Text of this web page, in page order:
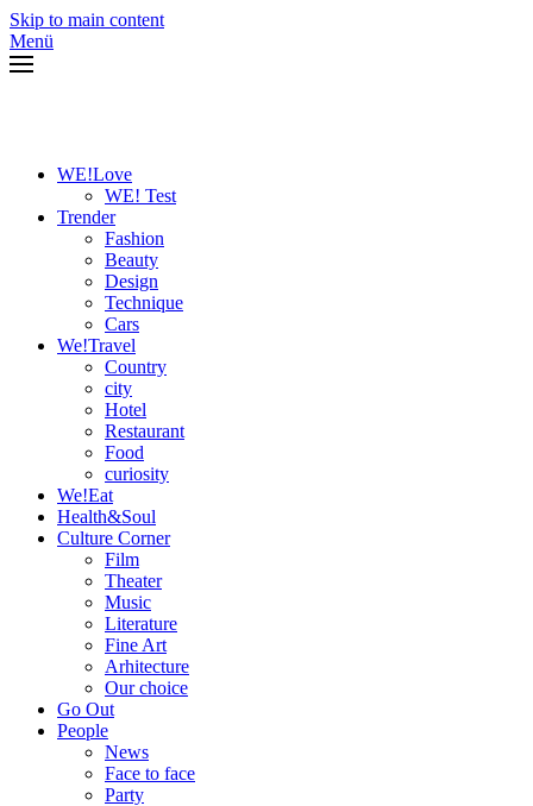
Skip to main content
Menü
WE!Love
WE! Test
Trender
Fashion
Beauty
Design
Technique
Cars
We!Travel
Country
city
Hotel
Restaurant
Food
curiosity
We!Eat
Health&Soul
Culture Corner
Film
Theater
Music
Literature
Fine Art
Arhitecture
Our choice
Go Out
People
News
Face to face
Party